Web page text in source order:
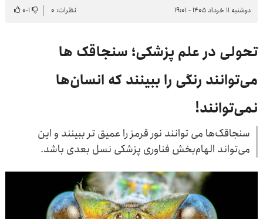
دوشنبه ۱۱ خرداد ۱۴۰۵ - ۱۹:۰۱
نظرات: ۰ ۱-۰
تحولی در علم پزشکی؛ سنجاقک ‌ها
می‌توانند رنگی را ببینند که انسان‌ها
نمی‌توانند!
سنجاقک‌ها می توانند نور قرمز را عمیق تر ببینند و این
می‌تواند الهام‌بخش فناوری پزشکی نسل بعدی باشد.